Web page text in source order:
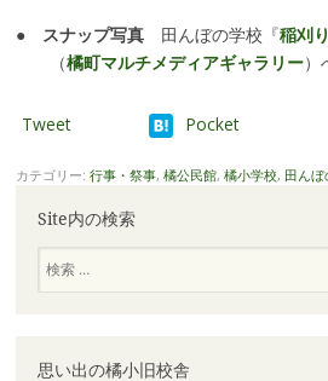
● スナップ写真田んぼの学校『稲刈り
（橘町マルチメディアギャラリー）
Tweet Pocket
カテゴリー: 行事・祭事, 橘公民館, 橘小学校, 田ん
Site内の検索
索
思い出の橘小旧校舎